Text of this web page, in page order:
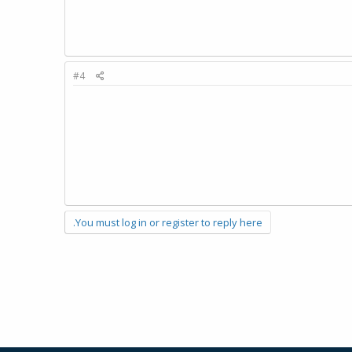
#4
You must log in or register to reply here.